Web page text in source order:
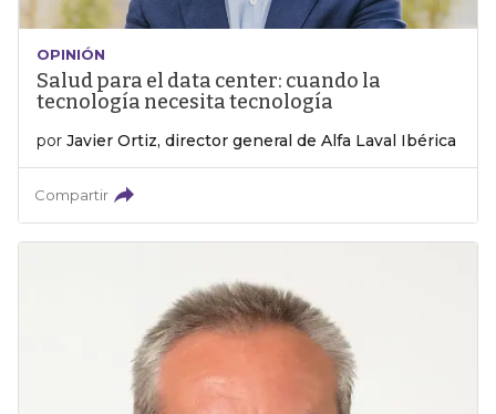
OPINIÓN
Salud para el data center: cuando la
tecnología necesita tecnología
por Javier Ortiz, director general de Alfa Laval Ibérica
Compartir